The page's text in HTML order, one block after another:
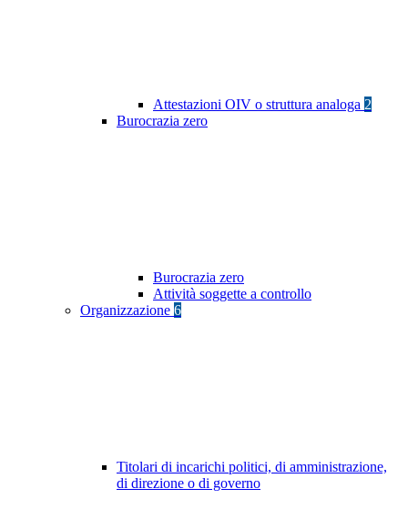
Attestazioni OIV o struttura analoga 2
Burocrazia zero
Burocrazia zero
Attività soggette a controllo
Organizzazione 6
Titolari di incarichi politici, di amministrazione,
di direzione o di governo